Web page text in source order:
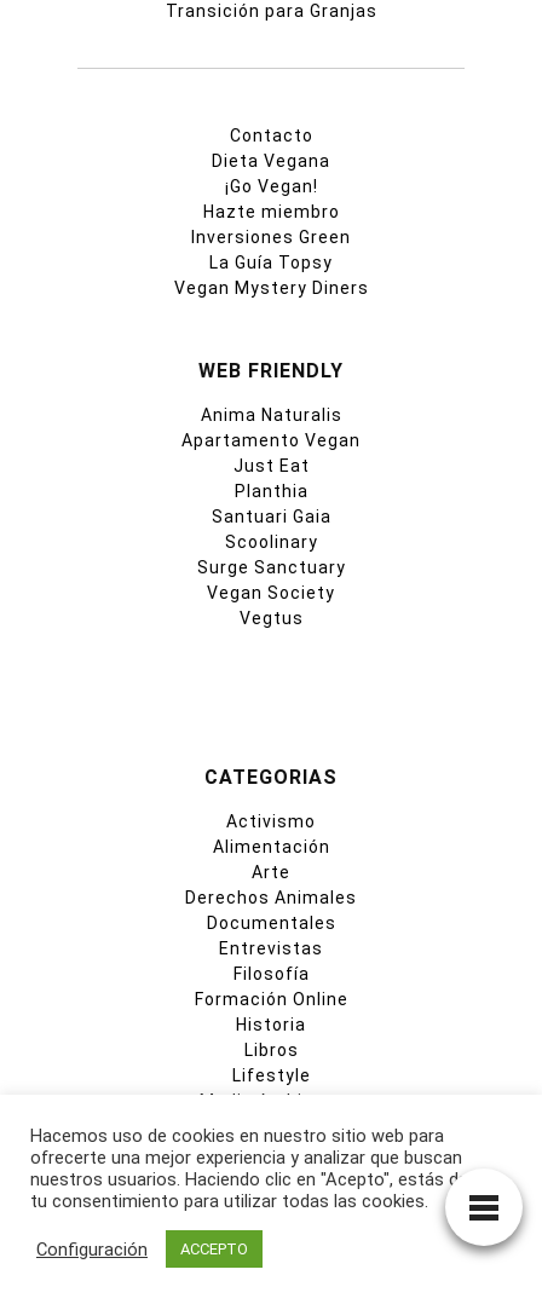
Transición para Granjas
Contacto
Dieta Vegana
¡Go Vegan!
Hazte miembro
Inversiones Green
La Guía Topsy
Vegan Mystery Diners
WEB FRIENDLY
Anima Naturalis
Apartamento Vegan
Just Eat
Planthia
Santuari Gaia
Scoolinary
Surge Sanctuary
Vegan Society
Vegtus
CATEGORIAS
Activismo
Alimentación
Arte
Derechos Animales
Documentales
Entrevistas
Filosofía
Formación Online
Historia
Libros
Lifestyle
Medio Ambiente
Opinión
Recetas
Religiones
Restaurantes
Salud
Hacemos uso de cookies en nuestro sitio web para
ofrecerte una mejor experiencia y analizar que buscan
nuestros usuarios. Haciendo clic en "Acepto", estás dando
tu consentimiento para utilizar todas las cookies.
Configuración ACCEPTO